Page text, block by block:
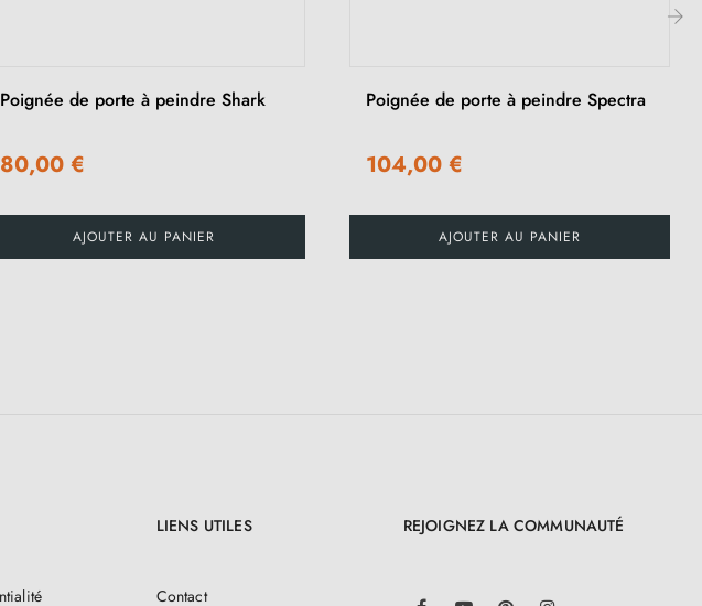
Poignée de porte à peindre Shark
80,00 €
AJOUTER AU PANIER
Poignée de porte à peindre Spectra
104,00 €
AJOUTER AU PANIER
LIENS UTILES
Contact
REJOIGNEZ LA COMMUNAUTÉ